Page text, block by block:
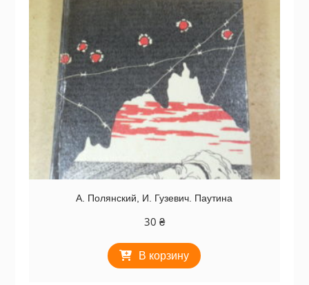
А. Полянский, И. Гузевич. Паутина
30 ₴
В корзину